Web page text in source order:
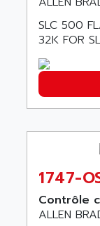
AC FEED
TSX
NUM
NUM750
NUM
ULTRA
IPC
SLC 500
32K FOR
1747-
Contrôle
ALLEN